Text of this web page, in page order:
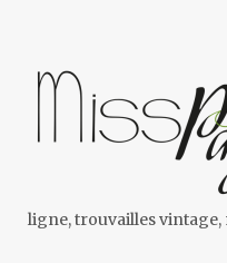
ligne, trouvailles